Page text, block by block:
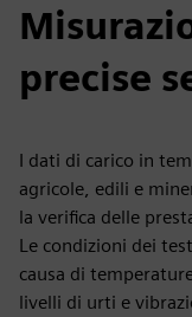
precise
I dati di carico in
agricole, edili e
la verifica delle
Le condizioni dei
causa di
livelli di urti e